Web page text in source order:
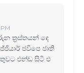
ත්‍රස්තයන් දෙ
ජවිපෙ ජාති
එන්ඩ සිටි එ